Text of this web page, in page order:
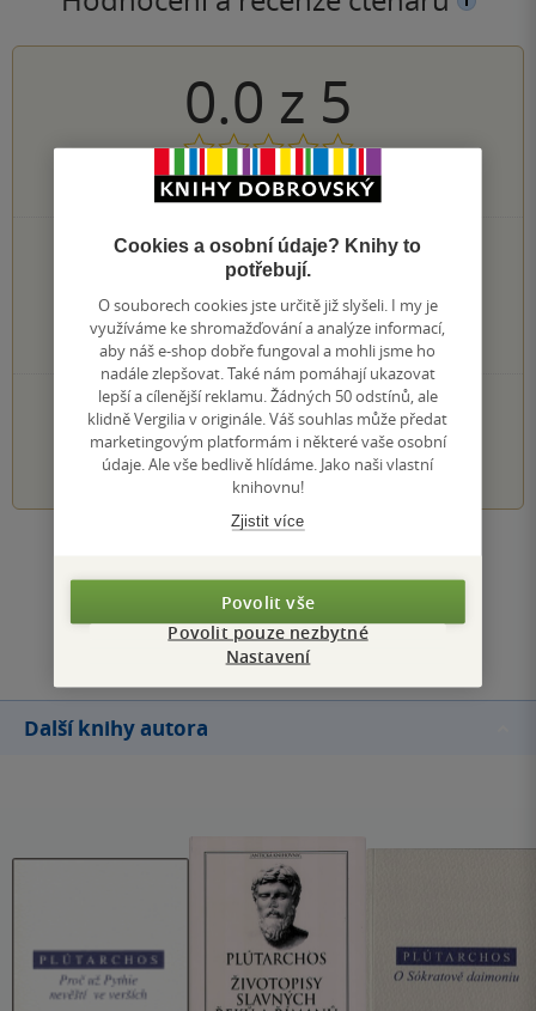
0.0 z 5
0hodnocení čtenářů
0×
5 hvězdiček
0×
4 hvězdičky
0×
3 hvězdičky
0×
2 hvězdičky
0×
1 hvezdička
PŘIDEJTE SVÉ HODNOCENÍ KNIHY
1 2 3 4 5
Přidat hodnocení
Další knihy autora
Cookies a osobní údaje? Knihy to
potřebují.
O souborech cookies jste určitě již slyšeli. I my je
využíváme ke shromažďování a analýze informací,
aby náš e-shop dobře fungoval a mohli jsme ho
nadále zlepšovat. Také nám pomáhají ukazovat
lepší a cílenější reklamu. Žádných 50 odstínů, ale
klidně Vergilia v originále. Váš souhlas může předat
marketingovým platformám i některé vaše osobní
údaje. Ale vše bedlivě hlídáme. Jako naši vlastní
knihovnu!
Zjistit více
Povolit vše
Povolit pouze nezbytné
Nastavení